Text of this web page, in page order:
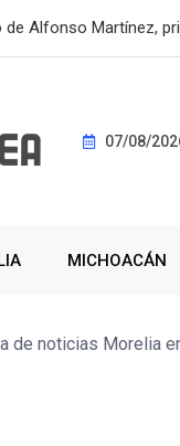
de Gobierno,
07/08/
MICHOACÁN
de noticias Morelia